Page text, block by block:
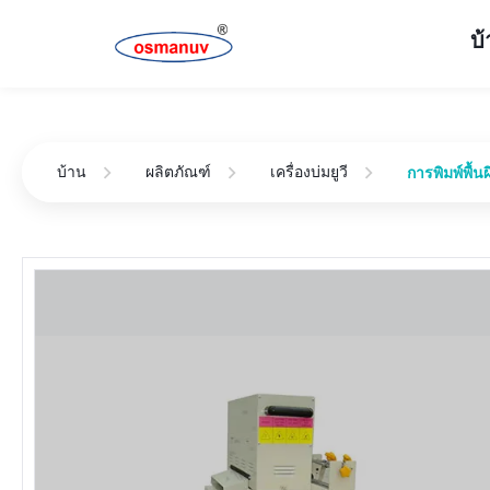
บ้าน ผลิตภัณฑ์ เครื่องบ่มยูวี การพิมพ์พื้น